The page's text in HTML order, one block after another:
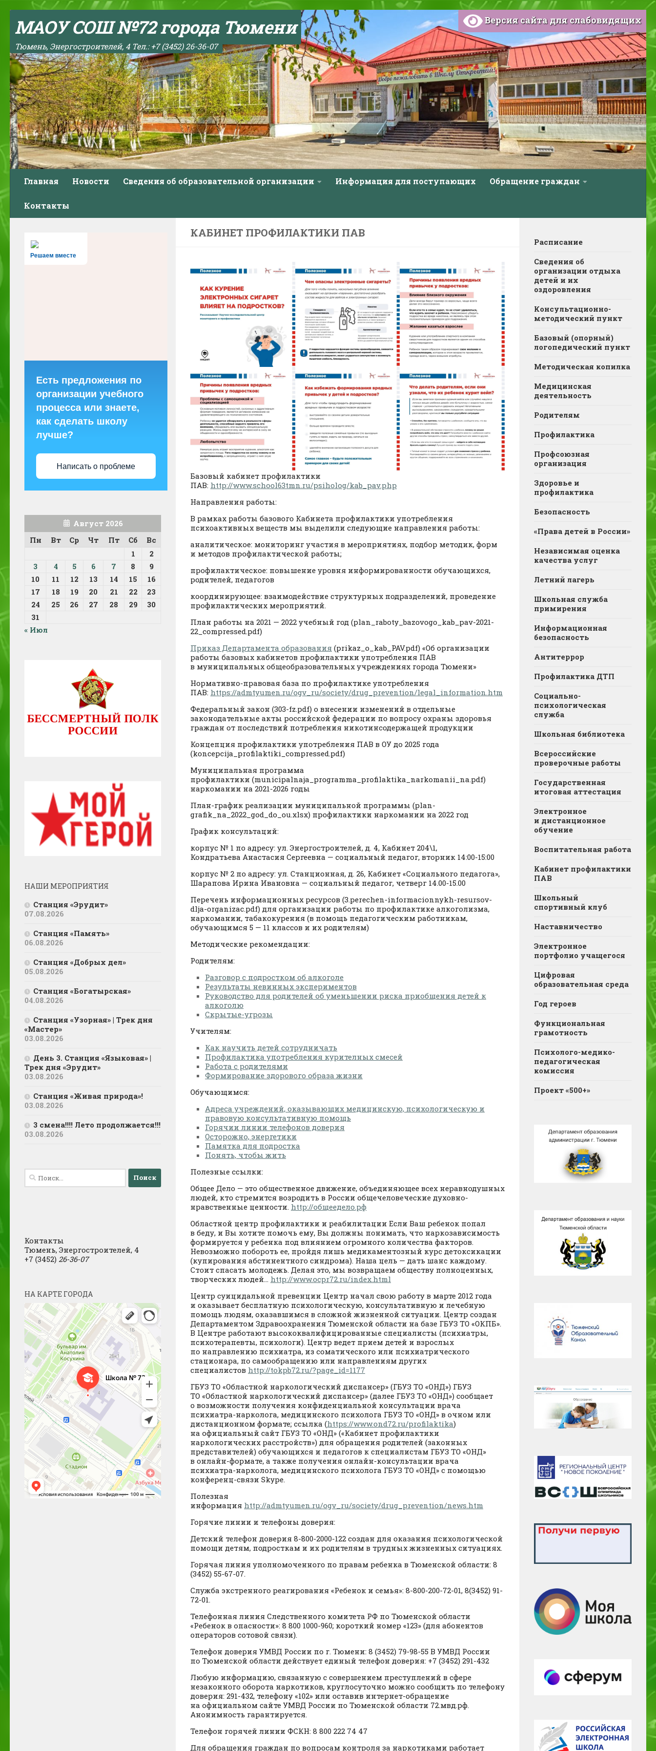
МАОУ СОШ №72 города Тюмени
Тюмень, Энергостроителей, 4 Тел.: +7 (3452) 26-36-07
Версия сайта для слабовидящих
Главная Новости Сведения об образовательной организации Информация для поступающих Обращение граждан
Контакты
КАБИНЕТ ПРОФИЛАКТИКИ ПАВ
Базовый кабинет профилактики
ПАВ: http://www.school63tmn.ru/psiholog/kab_pav.php
Направления работы:
В рамках работы базового Кабинета профилактики употребления
психоактивных веществ мы выделили следующие направления работы:
аналитическое: мониторинг участия в мероприятиях, подбор методик, форм
и методов профилактической работы;
профилактическое: повышение уровня информированности обучающихся,
родителей, педагогов
координирующее: взаимодействие структурных подразделений, проведение
профилактических мероприятий.
План работы на 2021 — 2022 учебный год (plan_raboty_bazovogo_kab_pav-2021-
22_compressed.pdf)
Приказ Департамента образования (prikaz_o_kab_PAV.pdf) «Об организации
работы базовых кабинетов профилактики употребления ПАВ
в муниципальных общеобразовательных учреждениях города Тюмени»
Нормативно-правовая база по профилактике употребления
ПАВ: https://admtyumen.ru/ogv_ru/society/drug_prevention/legal_information.htm
Федеральный закон (303-fz.pdf) о внесении изменений в отдельные
законодательные акты российской федерации по вопросу охраны здоровья
граждан от последствий потребления никотинсодержащей продукции
Концепция профилактики употребления ПАВ в ОУ до 2025 года
(koncepcija_profilaktiki_compressed.pdf)
Муниципальная программа
профилактики (municipalnaja_programma_profilaktika_narkomanii_na.pdf)
наркомании на 2021-2026 годы
План-график реализации муниципальной программы (plan-
grafik_na_2022_god_do_ou.xlsx) профилактики наркомании на 2022 год
График консультаций:
корпус № 1 по адресу: ул. Энергостроителей, д. 4, Кабинет 204\1,
Кондратьева Анастасия Сергеевна — социальный педагог, вторник 14:00-15:00
корпус № 2 по адресу: ул. Станционная, д. 26, Кабинет «Социального педагога»,
Шарапова Ирина Ивановна — социальный педагог, четверг 14.00-15.00
Перечень информационных ресурсов (3.perechen-informacionnykh-resursov-
dlja-organizac.pdf) для организации работы по профилактике алкоголизма,
наркомании, табакокурения (в помощь педагогическим работникам,
обучающимся 5 — 11 классов и их родителям)
Методические рекомендации:
Родителям:
Разговор с подростком об алкоголе
Результаты невинных экспериментов
Руководство для родителей об уменьшении риска приобщения детей к
алкоголю
Скрытые-угрозы
Учителям:
Как научить детей сотрудничать
Профилактика употребления курителных смесей
Работа с родителями
Формирование здорового образа жизни
Обучающимся:
Адреса учреждений, оказывающих медицинскую, психологическую и
правовую консультативную помощь
Горячии линии телефонов доверия
Осторожно, энергетики
Памятка для подростка
Понять, чтобы жить
Полезные ссылки:
Общее Дело — это общественное движение, объединяющее всех неравнодушных
людей, кто стремится возродить в России общечеловеческие духовно-
нравственные ценности. http://общеедело.рф
Областной центр профилактики и реабилитации Если Ваш ребенок попал
в беду, и Вы хотите помочь ему, Вы должны понимать, что наркозависимость
формируется у ребенка под влиянием огромного количества факторов.
Невозможно побороть ее, пройдя лишь медикаментозный курс детоксикации
(купирования абстинентного синдрома). Наша цель — дать шанс каждому.
Стоит спасать молодежь. Делая это, мы возвращаем обществу полноценных,
творческих людей… http://www.ocpr72.ru/index.html
Центр суицидальной превенции Центр начал свою работу в марте 2012 года
и оказывает бесплатную психологическую, консультативную и лечебную
помощь людям, оказавшимся в сложной жизненной ситуации. Центр создан
Департаментом Здравоохранения Тюменской области на базе ГБУЗ ТО «ОКПБ».
В Центре работают высококвалифицированные специалисты (психиатры,
психотерапевты, психологи). Центр ведет прием детей и взрослых
по направлению психиатра, из соматического или психиатрического
стационара, по самообращению или направлениям других
специалистов http://tokpb72.ru/?page_id=1177
ГБУЗ ТО «Областной наркологический диспансер» (ГБУЗ ТО «ОНД») ГБУЗ
ТО «Областной наркологический диспансер» (далее ГБУЗ ТО «ОНД») сообщает
о возможности получения конфиденциальной консультации врача
психиатра-нарколога, медицинского психолога ГБУЗ ТО «ОНД» в очном или
дистанционном формате; ссылка (https://www.ond72.ru/profilaktika)
на официальный сайт ГБУЗ ТО «ОНД» («Кабинет профилактики
наркологических расстройств») для обращения родителей (законных
представителей) обучающихся и педагогов к специалистам ГБУЗ ТО «ОНД»
в онлайн-формате, а также получения онлайн-консультации врача
психиатра-нарколога, медицинского психолога ГБУЗ ТО «ОНД» с помощью
конференц-связи Skype.
Полезная
информация http://admtyumen.ru/ogv_ru/society/drug_prevention/news.htm
Горячие линии и телефоны доверия:
Детский телефон доверия 8-800-2000-122 создан для оказания психологической
помощи детям, подросткам и их родителям в трудных жизненных ситуациях.
Горячая линия уполномоченного по правам ребенка в Тюменской области: 8
(3452) 55-67-07.
Служба экстренного реагирования «Ребенок и семья»: 8-800-200-72-01, 8(3452) 91-
72-01.
Телефонная линия Следственного комитета РФ по Тюменской области
«Ребенок в опасности»: 8 800 1000-960; короткий номер «123» (для абонентов
операторов сотовой связи).
Телефон доверия УМВД России по г. Тюмени: 8 (3452) 79-98-55 В УМВД России
по Тюменской области действует единый телефон доверия: +7 (3452) 291-432
Любую информацию, связанную с совершением преступлений в сфере
незаконного оборота наркотиков, круглосуточно можно сообщить по телефону
доверия: 291-432, телефону «102» или оставив интернет-обращение
на официальном сайте УМВД России по Тюменской области 72.мвд.рф.
Анонимность гарантируется.
Телефон горячей линии ФСКН: 8 800 222 74 47
Для обращения граждан по вопросам контроля за наркотиками работает
Решаем вместе
Есть предложения по
организации учебного
процесса или знаете,
как сделать школу
лучше?
Написать о проблеме
Август 2026
Пн
Вт Ср Чт Пт Сб
Вс
1
2
3
4 5 6 7 8
9
10
11 12 13 14 15
16
17
18 19 20 21 22
23
24
25 26 27 28 29
30
31
« Июл
НАШИ МЕРОПРИЯТИЯ
Станция «Эрудит»
07.08.2026
Станция «Память»
06.08.2026
Станция «Добрых дел»
05.08.2026
Станция «Богатырская»
04.08.2026
Станция «Узорная» | Трек дня
«Мастер»
03.08.2026
День 3. Станция «Языковая» |
Трек дня «Эрудит»
03.08.2026
Станция «Живая природа»!
03.08.2026
3 смена!!!! Лето продолжается!!!
03.08.2026
Найти:
Контакты
Тюмень, Энергостроителей, 4
+7 (3452) 26-36-07
НА КАРТЕ ГОРОДА
Расписание
Сведения об
организации отдыха
детей и их
оздоровления
Консультационно-
методический пункт
Базовый (опорный)
логопедический пункт
Методическая копилка
Медицинская
деятельность
Родителям
Профилактика
Профсоюзная
организация
Здоровье и
профилактика
Безопасность
«Права детей в России»
Независимая оценка
качества услуг
Летний лагерь
Школьная служба
примирения
Информационная
безопасность
Антитеррор
Профилактика ДТП
Социально-
психологическая
служба
Школьная библиотека
Всероссийские
проверочные работы
Государственная
итоговая аттестация
Электронное
и дистанционное
обучение
Воспитательная работа
Кабинет профилактики
ПАВ
Школьный
спортивный клуб
Наставничество
Электронное
портфолио учащегося
Цифровая
образовательная среда
Год героев
Функциональная
грамотность
Психолого-медико-
педагогическая
комиссия
Проект «500+»